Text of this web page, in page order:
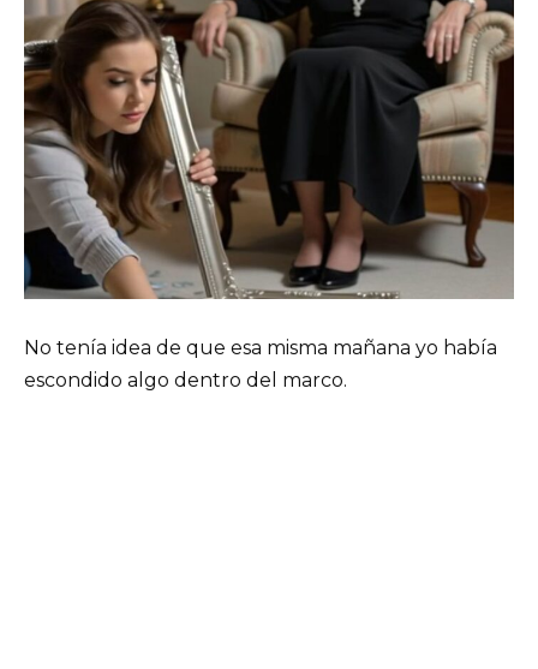
No tenía idea de que esa misma mañana yo había
escondido algo dentro del marco.